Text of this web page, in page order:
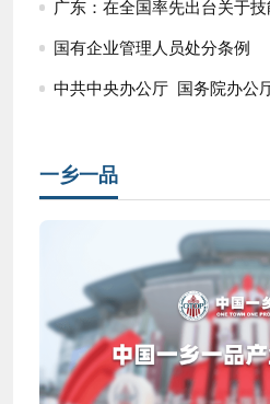
国有企业管理人员处分条例
一乡一品